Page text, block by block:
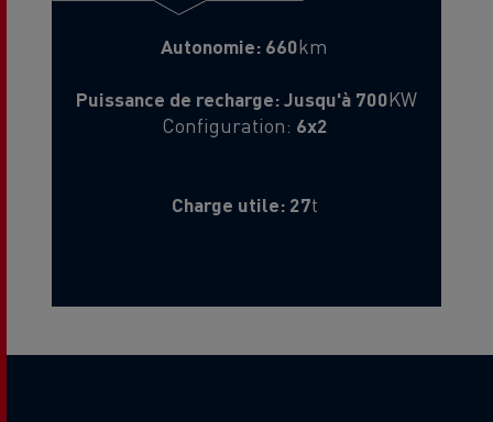
Autonomie: 660km
Puissance de recharge: Jusqu'à 700KW
Configuration: 6x2
Charge utile: 27t